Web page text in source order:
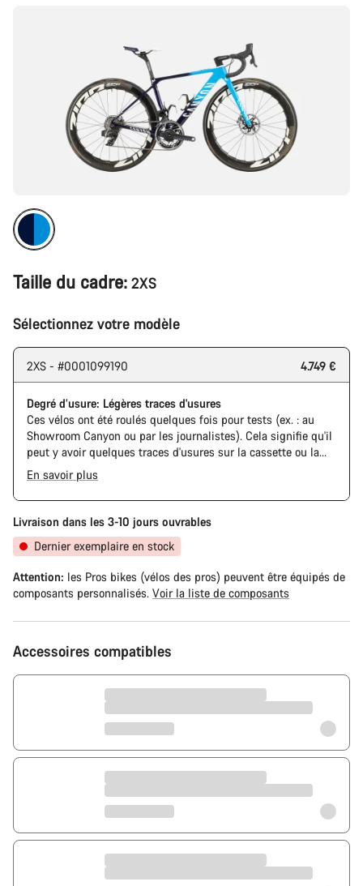
Taille du cadre: 2XS
Sélectionnez votre modèle
2XS - #0001099190 4.749 €
Degré d’usure: Légères traces d'usures
Ces vélos ont été roulés quelques fois pour tests (ex. : au
Showroom Canyon ou par les journalistes). Cela signifie qu'il
peut y avoir quelques traces d'usures sur la cassette ou la
chaine. De plus, le cadre et les composants peuvent avoir des
rayures ou des éclats de peinture. Cependant, tous les
composants sont parfaitement fonctionnels.
En savoir plus
Livraison dans les 3-10 jours ouvrables
Dernier exemplaire en stock
Attention: les Pros bikes (vélos des pros) peuvent être équipés de
composants personnalisés. Voir la liste de composants
Accessoires compatibles